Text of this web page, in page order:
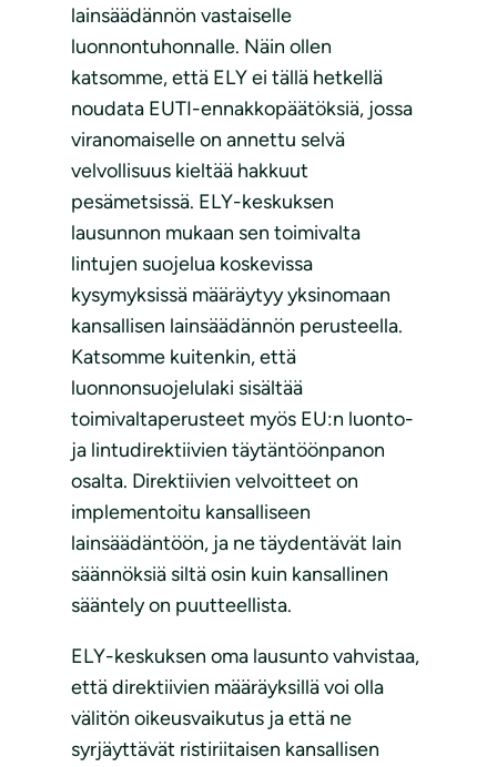
lainsäädännön vastaiselle
luonnontuhonnalle. Näin ollen
katsomme, että ELY ei tällä hetkellä
noudata EUTI-ennakkopäätöksiä, jossa
viranomaiselle on annettu selvä
velvollisuus kieltää hakkuut
pesämetsissä. ELY-keskuksen
lausunnon mukaan sen toimivalta
lintujen suojelua koskevissa
kysymyksissä määräytyy yksinomaan
kansallisen lainsäädännön perusteella.
Katsomme kuitenkin, että
luonnonsuojelulaki sisältää
toimivaltaperusteet myös EU:n luonto-
ja lintudirektiivien täytäntöönpanon
osalta. Direktiivien velvoitteet on
implementoitu kansalliseen
lainsäädäntöön, ja ne täydentävät lain
säännöksiä siltä osin kuin kansallinen
sääntely on puutteellista.
ELY-keskuksen oma lausunto vahvistaa,
että direktiivien määräyksillä voi olla
välitön oikeusvaikutus ja että ne
syrjäyttävät ristiriitaisen kansallisen